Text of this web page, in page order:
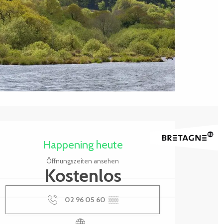
Öffnungszeiten &
Happening heute
Öffnungszeiten ansehen
Kostenlos
02 96 05 60 ▒▒